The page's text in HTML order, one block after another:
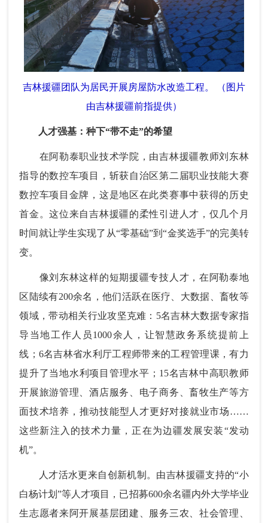
吉林援疆团队为居民开展房屋防水改造工程。 （图片
由吉林援疆前指提供）
人才强基：种下“带不走”的希望
在阿勒泰职业技术学院，由吉林援疆教师刘东林
指导的数控车项目，斩获自治区第二届职业技能大赛
数控车项目金牌，这是地区在此类赛事中获得的历史
首金。这位来自吉林援疆的柔性引进人才，仅几个月
时间就让学生实现了从“零基础”到“金奖选手”的完美转
变。
像刘东林这样的短期援疆专技人才，在阿勒泰地
区陆续有200余名，他们活跃在医疗、大数据、畜牧等
领域，带动相关行业攻坚克难：5名吉林大数据专家指
导当地工作人员1000余人，让智慧政务系统提前上
线；6名吉林省水利厅工程师带来的工程管理课，有力
提升了当地水利项目管理水平；15名吉林中高职教师
开展旅游管理、酒店服务、电子商务、畜牧生产等方
面技术培养，推动技能型人才更好对接就业市场……
这些新注入的技术力量，正在为边疆发展安装“发动
机”。
人才活水更来自创新机制。由吉林援疆支持的“小
白杨计划”等人才项目，已招募600余名疆内外大学毕业
生志愿者来阿开展基层团建、服务三农、社会管理、